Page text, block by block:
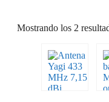
Mostrando los 2